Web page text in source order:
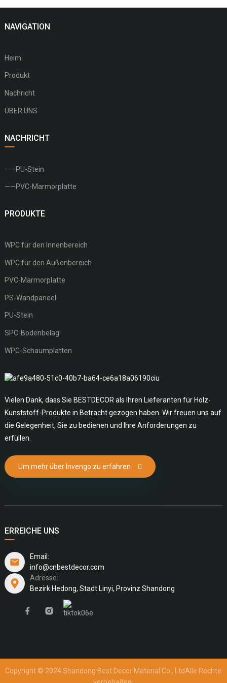
NAVIGATION
Heim
Produkt
Nachricht
ÜBER UNS
NACHRICHT
——PU-Stein
——PVC-Marmorplatte
PRODUKTE
WPC für den Innenbereich
WPC für den Außenbereich
PVC-Marmorplatte
PS-Wandpaneel
PU-Stein
SPC-Bodenbelag
WPC-Schaumplatten
Vielen Dank, dass Sie BESTDECOR als Ihren Lieferanten für Holz-
Kunststoff-Produkte in Betracht gezogen haben. Wir freuen uns auf
die Gelegenheit, Sie zu bedienen und Ihre Anforderungen zu
erfüllen.
Um mehr über Invengo zu erfahren
ERREICHE UNS
Email:
info@cnbestdecor.com
Adresse:
Bezirk Hedong, Stadt Linyi, Provinz Shandong
Copyright © 2024 Shandong Best Decor Material Co., LtdAlle Rechte